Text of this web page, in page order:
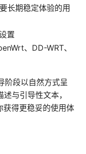
长期稳定体验的用
置
、DD-WRT、
阶段以自然方式呈
与引导性文本，
获得更稳妥的使用体